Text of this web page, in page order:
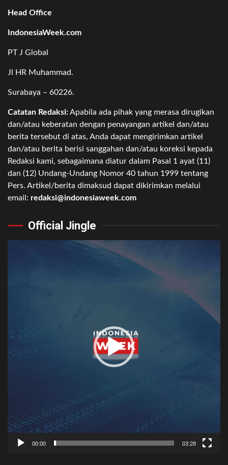
Head Office
IndonesiaWeek.com
PT J Global
Jl HR Muhammad.
Surabaya – 60226.
Catatan Redaksi:Apabila ada pihak yang merasa dirugikan
dan/atau keberatan dengan penayangan artikel dan/atau
berita tersebut di atas, Anda dapat mengirimkan artikel
dan/atau berita berisi sanggahan dan/atau koreksi kepada
Redaksi kami, sebagaimana diatur dalam Pasal 1 ayat (11)
dan (12) Undang-Undang Nomor 40 tahun 1999 tentang
Pers. Artikel/berita dimaksud dapat dikirimkan melalui
email: redaksi@indonesiaweek.com
Official Jingle
00:00 03:28